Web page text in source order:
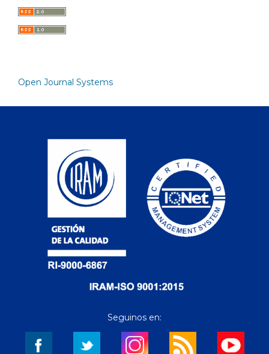
Open Journal Systems
Seguinos en: